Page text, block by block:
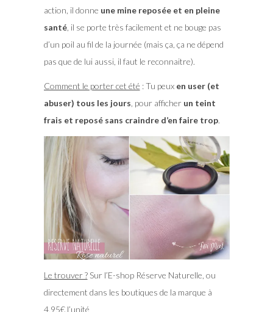
action, il donne une mine reposée et en pleine
santé, il se porte très facilement et ne bouge pas
d’un poil au fil de la journée (mais ça, ça ne dépend
pas que de lui aussi, il faut le reconnaitre).
Comment le porter cet été : Tu peuxen user (et
abuser) tous les jours , pour afficher un teint
frais et reposé sans craindre d’en faire trop.
Le trouver ?Sur l’E-shop Réserve Naturelle, ou
directement dans les boutiques de la marque à
4,95€ l’unité